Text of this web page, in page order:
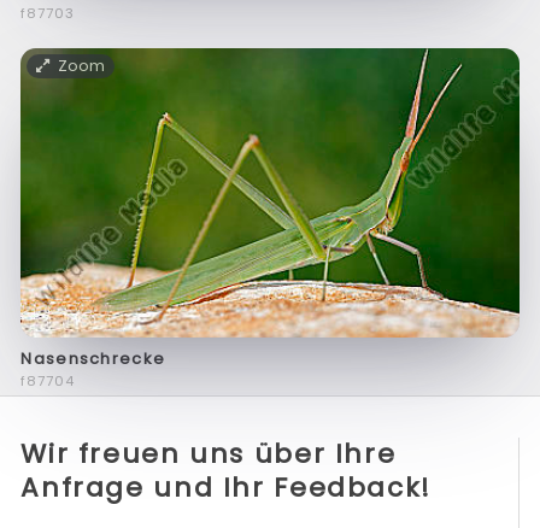
f87703
Zoom
Nasenschrecke
f87704
Wir freuen uns über Ihre
Anfrage und Ihr Feedback!